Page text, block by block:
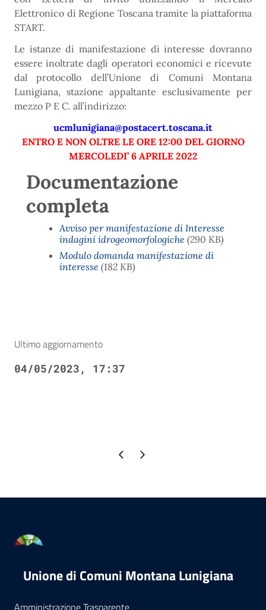
Elettronico di Regione Toscana tramite la piattaforma
START.
Le istanze di manifestazione di interesse dovranno
essere inoltrate dagli operatori economici e ricevute
dal protocollo dell’Unione di Comuni Montana
Lunigiana, stazione appaltante esclusivamente per
mezzo P E C. all’indirizzo:
ucmlunigiana@postacert.toscana.it
ENTRO E NON OLTRE LE ORE 12:00 DEL GIORNO
MERCOLEDI’ 6 APRILE 2022
Documentazione
completa
Avviso per manifestazione di Interesse
indagini idrogeomorfologiche (290 KB)
Modulo domanda manifestazione di
interesse (182 KB)
Ultimo aggiornamento
04/05/2023, 17:37
Pagina precedente
Pagina successiva
Unione di Comuni Montana Lunigiana
Amministrazione Trasparente